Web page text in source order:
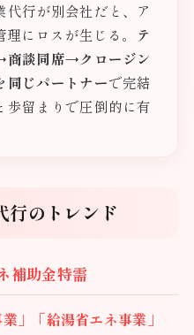
代行が別会社だと、ア
にロスが生じる。
テ
談同席→クロージン
じパートナーで完結
歩留まりで圧倒的に有
のトレンド
補助金特需
」「給湯省エネ事業」